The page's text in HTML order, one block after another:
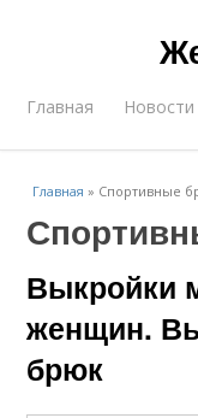
Главная Новости
Главная » Спортивные
Выкройки
женщин.
брюк